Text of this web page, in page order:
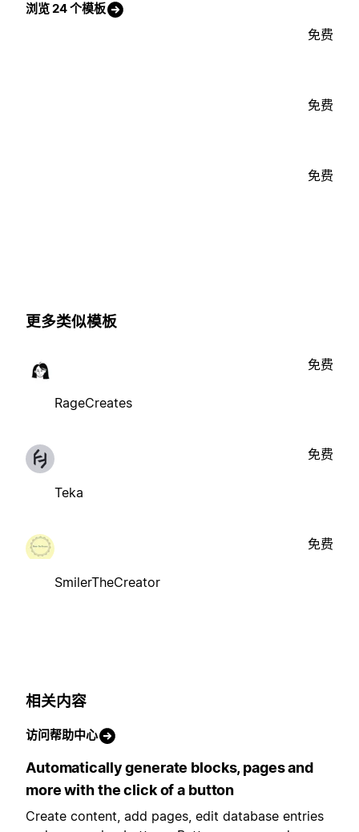
浏览 24 个模板
免费
免费
免费
更多类似模板
RageCreates
免费
Teka
免费
SmilerTheCreator
免费
相关内容
访问帮助中心
Automatically generate blocks, pages and
more with the click of a button
Create content, add pages, edit database entries